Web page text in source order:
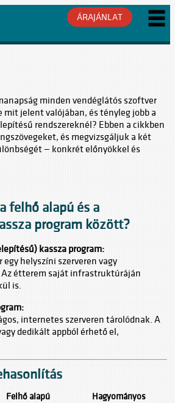
ÁRAJÁNLAT
minden vendéglátós szoftver
mit jelent valójában, és tényleg jobb a
rendszereknél? Ebben a cikkben
és megvizsgáljuk a két
— konkrét előnyökkel és
felhő alapú és a
program között?
kassza program:
helyszíni szerveren vagy
étterem saját infrastruktúráján
is.
internetes szerveren tárolódnak. A
dedikált appból érhető el,
Felhő alapú
Hagyományos